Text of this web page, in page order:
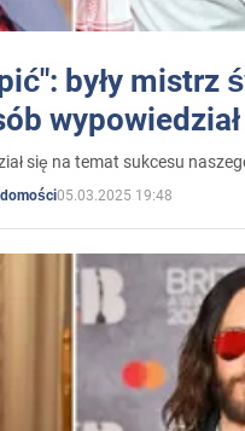
były mistrz
się na temat sukcesu
05.03.2025 19:48